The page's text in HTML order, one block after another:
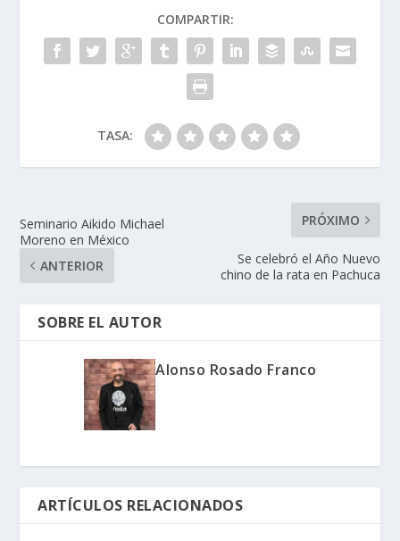
COMPARTIR:
TASA:
Seminario Aikido Michael
Moreno en México
ANTERIOR
PRÓXIMO
Se celebró el Año Nuevo
chino de la rata en Pachuca
SOBRE EL AUTOR
Alonso Rosado Franco
ARTÍCULOS RELACIONADOS